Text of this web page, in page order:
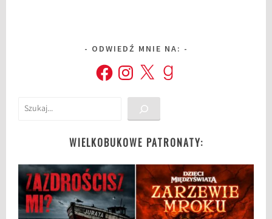
ODWIEDŹ MNIE NA:
FacebookInstagram
X Goodreads
Szukaj
WIELKOBUKOWE PATRONATY: